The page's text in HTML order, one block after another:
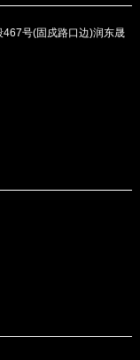
号(固戍路口边)润东晟